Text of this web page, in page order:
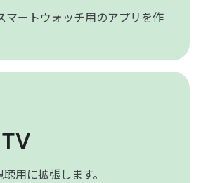
マートウォッチ用のアプリを作
用に拡張します。